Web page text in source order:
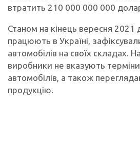
втратить 210 000 000 000
Станом на кінець вересня 2021
працюють в Україні,
автомобілів на своїх складах.
виробники не вказують
автомобілів, а також
продукцію.